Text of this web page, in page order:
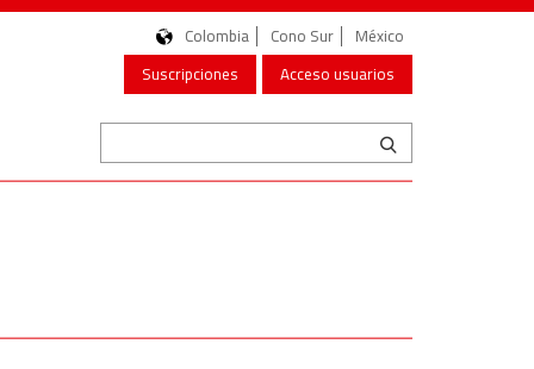
Colombia Cono Sur
México
Suscripciones
Acceso usuarios